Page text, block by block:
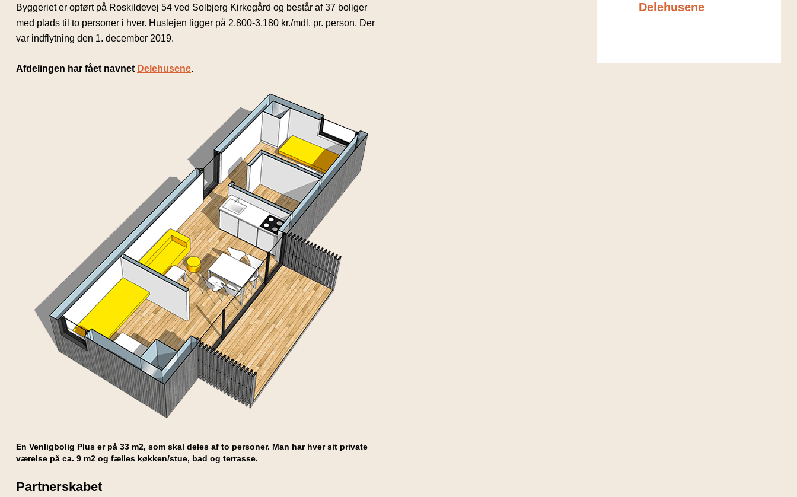
Byggeriet er opført på Roskildevej 54 ved Solbjerg Kirkegård og består af 37 boliger
med plads til to personer i hver. Huslejen ligger på 2.800-3.180 kr./mdl. pr. person. Der
var indflytning den 1. december 2019.
Afdelingen har fået navnet Delehusene.
En Venligbolig Plus er på 33 m2, som skal deles af to personer. Man har hver sit private
værelse på ca. 9 m2 og fælles køkken/stue, bad og terrasse.
Partnerskabet
Delehusene